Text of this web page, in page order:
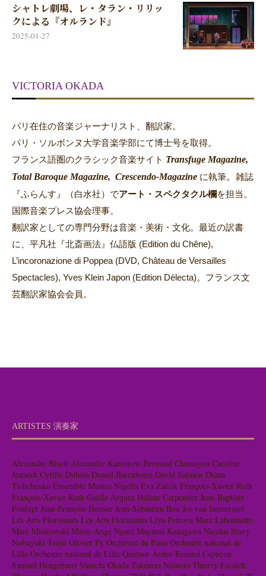
シャトレ劇場、レ・タラン・リリッ
クによる『オルランド』
2025-01-27
VICTORIA OKADA
パリ在住の音楽ジャーナリスト、翻訳家。
パリ・ソルボンヌ大学音楽学部にて博士号を取得。
フランス語圏のクラシック音楽サイト Transfuge Magazine,
Total Baroque Magazine, Crescendo-Magazine に執筆。 雑誌
『ふらんす』（白水社）でアート・スペクタクル欄を担当。
国際音楽プレス協会理事。
翻訳家としての専門分野は音楽・美術・文化。最近の訳書
に、平凡社『北斎画法』仏語版 (Edition du Chêne),
L’incoronazione di Poppea (DVD, Château de Versailles
Spectacles), Yves Klein Japon (Edition Délecta)。フランス文
芸翻訳家協会会員。
ARTISTES 演奏家
Alexandre Bloch Alexandre Kantorow Bertrand Chamayou Caroline
Jestaedt Cyrille Dubois Daniel Barenboim David Salmon Diana
Tishchenko Ensemble Musica Nigella Eva Zaïcik François-Xavier Roth
François-Xavier Roth Gaëlle Arquez Hélène Carpentier Jean-Baptiste
Fonlupt Jean-François Heisser Jean-Sébastien Bou Jos van Immerseel
Les Arts Florissants Les Arts Florissants Liya Petrova Marc Labonnette
Marc Minkowski Marie-Ange Nguci Mayumi Kanagawa Nicolas Stavy
Nobuyuki Tsujii Olivier Py Orchestre de Paris Orchestre national de
Lille Orchestre national de Lille Quatuor Ardeo Renaud Capuçon
Samuel Hengebaert Shuichi Okada Takénori Némoto Thierry Escaich